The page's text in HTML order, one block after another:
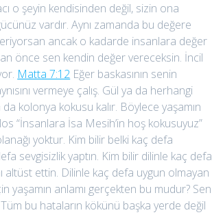
o şeyin kendisinden değil, sizin ona
vardır. Aynı zamanda bu değere
ancak o kadarde insanlara değer
önce sen kendin değer vereceksin. İncil
Matta 7:12 Eğer baskasının senin
vermeye çalış. Gül ya da herhangi
kolonya kokusu kalır. Böylece yaşamın
“İnsanlara İsa Mesih’in hoş kokusuyuz”
yoktur. Kim bilir belki kaç defa
sevgisizlik yaptın. Kim bilir dilinle kaç defa
altüst ettin. Dilinle kaç defa uygun olmayan
yaşamın anlamı gerçekten bu mudur? Sen
bu hataların kökünü başka yerde değil